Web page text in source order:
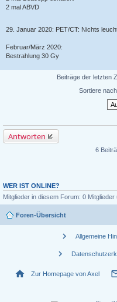
2 mal ABVD
29. Januar 2020: PET/CT: Nichts
Februar/März 2020:
Bestrahlung 30 Gy
Beiträge der letzten
Sortiere nach
Antworten
6
WER IST ONLINE?
Mitglieder in diesem Forum: 0
Foren-Übersicht
chevron_right Allgemeine
chevron_right
home Zur Homepage von Axel